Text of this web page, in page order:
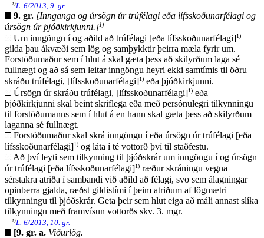
1)L. 6/2013, 9. gr.
9. gr. [Innganga og úrsögn úr trúfélagi eða lífsskoðunarfélagi og
úrsögn úr þjóðkirkjunni.]1)
Um inngöngu í og aðild að trúfélagi [eða lífsskoðunarfélagi] 1)
gilda þau ákvæði sem lög og samþykktir þeirra mæla fyrir um.
Forstöðumaður sem í hlut á skal gæta þess að skilyrðum laga sé
fullnægt og að sá sem leitar inngöngu heyri ekki samtímis til öðru
skráðu trúfélagi, [lífsskoðunarfélagi] 1) eða þjóðkirkjunni.
Úrsögn úr skráðu trúfélagi, [lífsskoðunarfélagi]1) eða
þjóðkirkjunni skal beint skriflega eða með persónulegri tilkynningu
til forstöðumanns sem í hlut á en hann skal gæta þess að skilyrðum
laganna sé fullnægt.
Forstöðumaður skal skrá inngöngu í eða úrsögn úr trúfélagi [eða
lífsskoðunarfélagi] 1) og láta í té vottorð því til staðfestu.
Að því leyti sem tilkynning til þjóðskrár um inngöngu í og úrsögn
úr trúfélagi [eða lífsskoðunarfélagi] 1) ræður skráningu vegna
sérstakra atriða í sambandi við aðild að félagi, svo sem álagningar
opinberra gjalda, ræðst gildistími í þeim atriðum af lögmætri
tilkynningu til þjóðskrár. Geta þeir sem hlut eiga að máli annast slíka
tilkynningu með framvísun vottorðs skv. 3. mgr.
1)L. 6/2013, 10. gr.
[9. gr. a. Viðurlög.